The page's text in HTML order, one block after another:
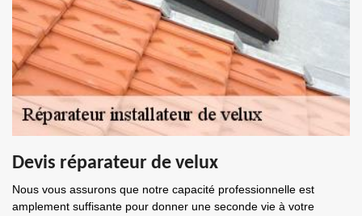
Devis réparateur de velux
Nous vous assurons que notre capacité professionnelle est
amplement suffisante pour donner une seconde vie à votre